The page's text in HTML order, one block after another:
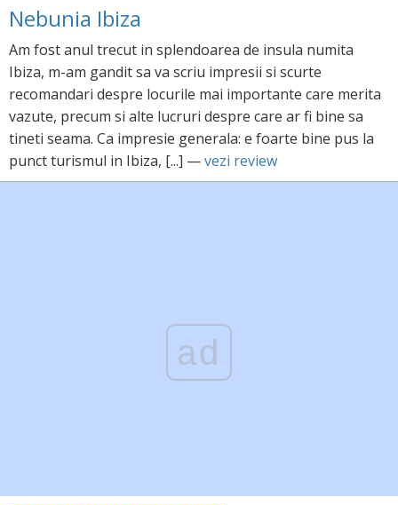
Nebunia Ibiza
Am fost anul trecut in splendoarea de insula numita
Ibiza, m-am gandit sa va scriu impresii si scurte
recomandari despre locurile mai importante care merita
vazute, precum si alte lucruri despre care ar fi bine sa
tineti seama. Ca impresie generala: e foarte bine pus la
punct turismul in Ibiza, [...] —vezi review
ad